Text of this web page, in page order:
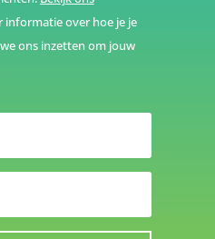
informatie over hoe je je
ons inzetten om jouw